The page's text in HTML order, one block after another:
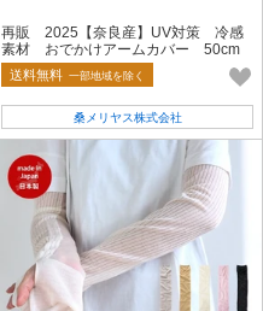
再販 2025【奈良産】UV対策 冷感
素材 おでかけアームカバー 50cm
小花ライン柄
送料無料 一部地域を除く
桑メリヤス株式会社